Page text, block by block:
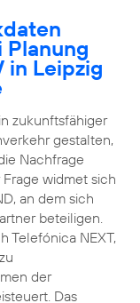
Planung
in Leipzig
zukunftsfähiger
gestalten,
Nachfrage
widmet sich
an dem sich
beteiligen.
Telefónica NEXT,
der
Das